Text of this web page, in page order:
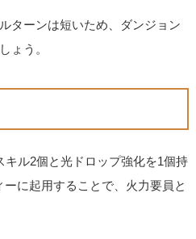
ターンは短いため、ダンジョン
ょう。
ル2個と光ドロップ強化を1個持
に起用することで、火力要員と